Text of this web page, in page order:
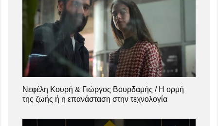
Νεφέλη Κουρή & Γιώργος Βουρδαμής / Η ορμή
της ζωής ή η επανάσταση στην τεχνολογία